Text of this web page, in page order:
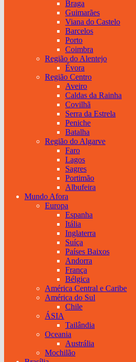
Braga
Guimarães
Viana do Castelo
Barcelos
Porto
Coimbra
Região do Alentejo
Évora
Região Centro
Aveiro
Caldas da Rainha
Covilhã
Serra da Estrela
Peniche
Batalha
Região do Algarve
Faro
Lagos
Sagres
Portimão
Albufeira
Mundo Afora
Europa
Espanha
Itália
Inglaterra
Suíça
Países Baixos
Andorra
França
Bélgica
América Central e Caribe
América do Sul
Chile
ÁSIA
Tailândia
Oceania
Austrália
Mochilão